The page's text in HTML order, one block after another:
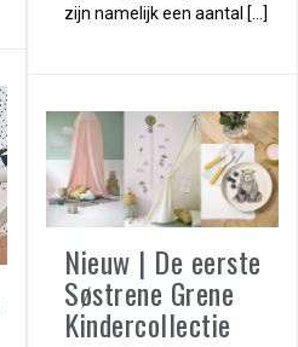
zijn namelijk een aantal […]
Nieuw | De eerste
Søstrene Grene
Kindercollectie